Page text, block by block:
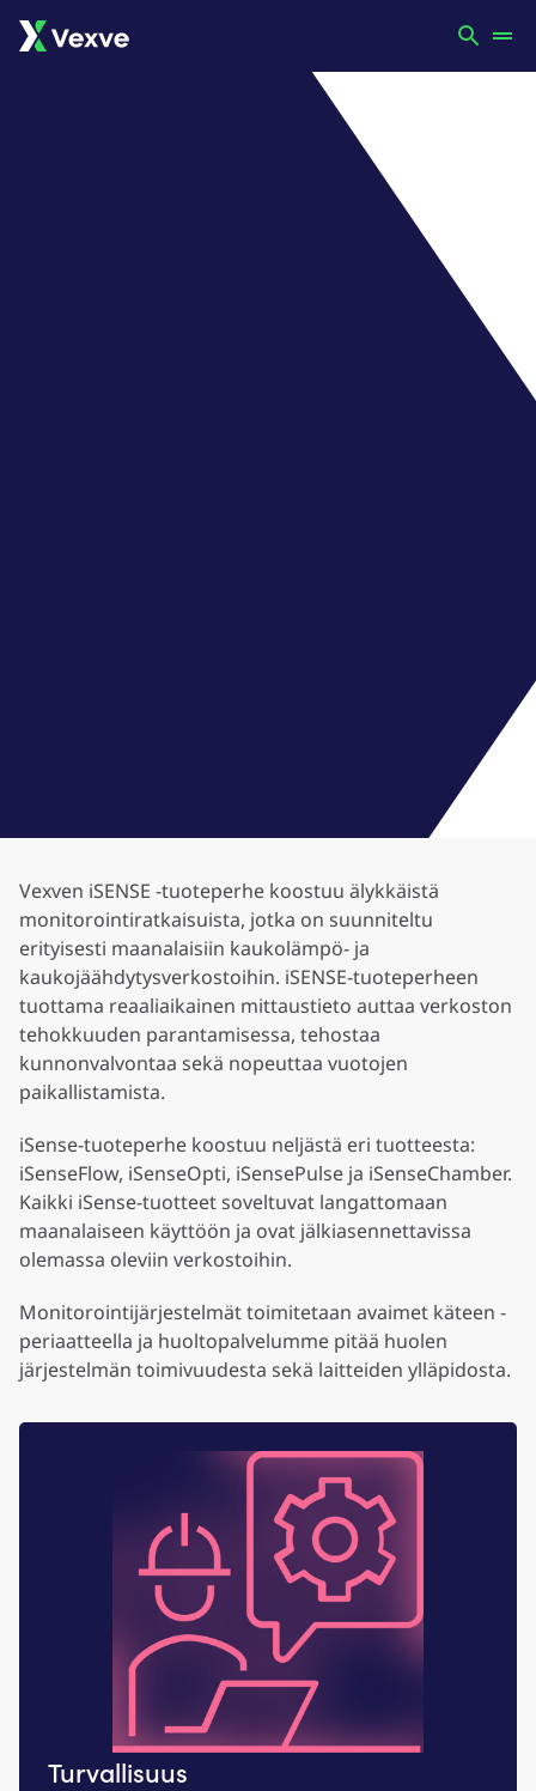
Vexven iSENSE -tuoteperhe koostuu älykkäistä
monitorointiratkaisuista, jotka on suunniteltu
erityisesti maanalaisiin kaukolämpö- ja
kaukojäähdytysverkostoihin. iSENSE-tuoteperheen
tuottama reaaliaikainen mittaustieto auttaa verkoston
tehokkuuden parantamisessa, tehostaa
kunnonvalvontaa sekä nopeuttaa vuotojen
paikallistamista.
iSense-tuoteperhe koostuu neljästä eri tuotteesta:
iSenseFlow, iSenseOpti, iSensePulse ja iSenseChamber.
Kaikki iSense-tuotteet soveltuvat langattomaan
maanalaiseen käyttöön ja ovat jälkiasennettavissa
olemassa oleviin verkostoihin.
Monitorointijärjestelmät toimitetaan avaimet käteen -
periaatteella ja huoltopalvelumme pitää huolen
järjestelmän toimivuudesta sekä laitteiden ylläpidosta.
Turvallisuus